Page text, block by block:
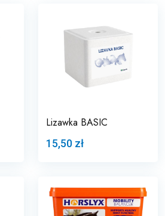
Lizawka BASIC
15,50 zł